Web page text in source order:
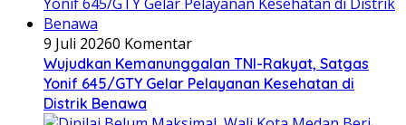
9 Juli 20260 Komentar
Wujudkan Kemanunggalan TNI-Rakyat, Satgas
Yonif 645/GTY Gelar Pelayanan Kesehatan di
Distrik Benawa